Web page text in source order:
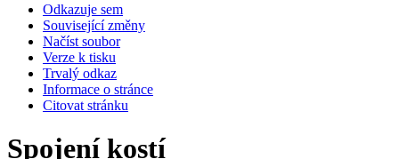
Odkazuje sem
Související změny
Načíst soubor
Verze k tisku
Trvalý odkaz
Informace o stránce
Citovat stránku
Spojení kostí